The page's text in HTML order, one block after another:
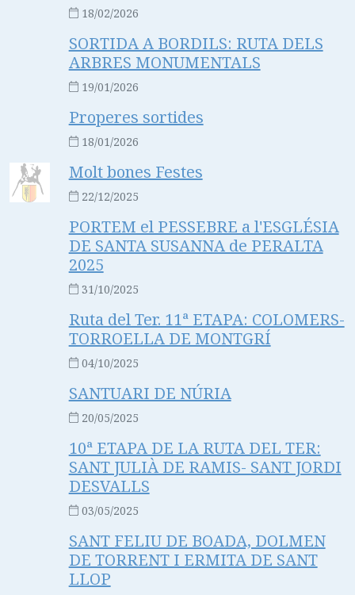
18/02/2026
SORTIDA A BORDILS: RUTA DELS
ARBRES MONUMENTALS
19/01/2026
Properes sortides
18/01/2026
Molt bones Festes
22/12/2025
PORTEM el PESSEBRE a l'ESGLÉSIA
DE SANTA SUSANNA de PERALTA
2025
31/10/2025
Ruta del Ter. 11ª ETAPA: COLOMERS-
TORROELLA DE MONTGRÍ
04/10/2025
SANTUARI DE NÚRIA
20/05/2025
10ª ETAPA DE LA RUTA DEL TER:
SANT JULIÀ DE RAMIS- SANT JORDI
DESVALLS
03/05/2025
SANT FELIU DE BOADA, DOLMEN
DE TORRENT I ERMITA DE SANT
LLOP